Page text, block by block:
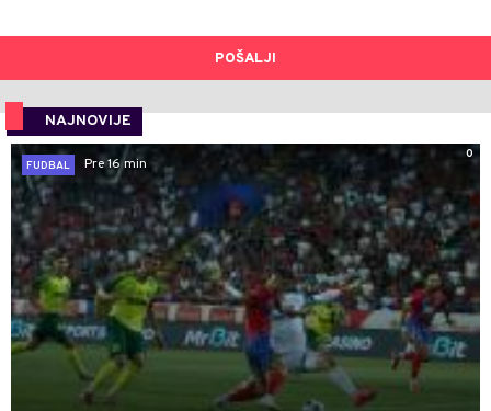
POŠALJI
NAJNOVIJE
0
FUDBAL
Pre 16 min